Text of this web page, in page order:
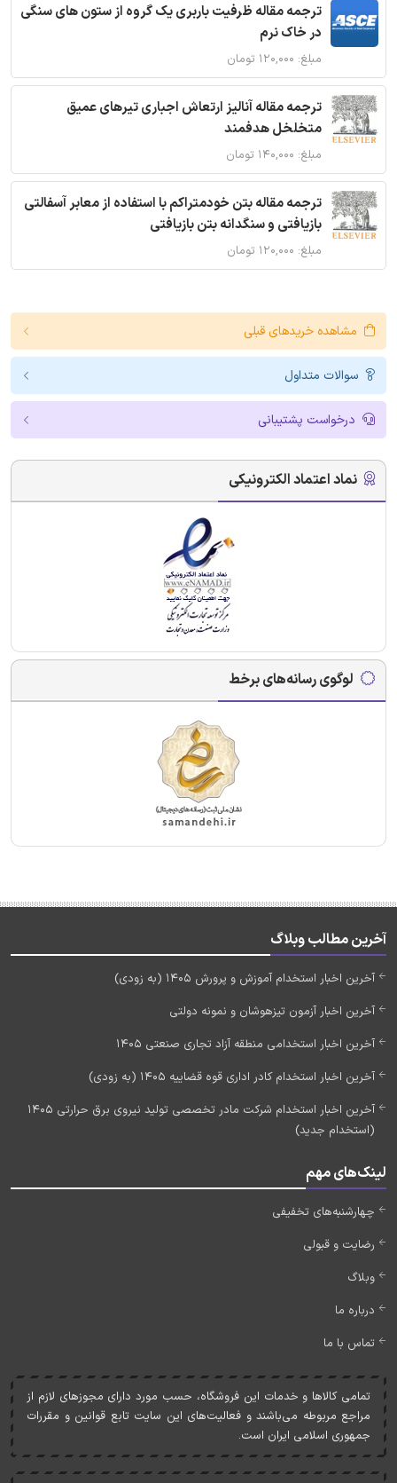
ترجمه مقاله ظرفیت باربری یک گروه از ستون های سنگی
در خاک نرم
مبلغ: ۱۲۰,۰۰۰ تومان
ترجمه مقاله آنالیز ارتعاش اجباری تیرهای عمیق
متخلخل هدفمند
مبلغ: ۱۴۰,۰۰۰ تومان
ترجمه مقاله بتن خودمتراکم با استفاده از معابر آسفالتی
بازیافتی و سنگدانه بتن بازیافتی
مبلغ: ۱۲۰,۰۰۰ تومان
مشاهده خریدهای قبلی
سوالات متداول
درخواست پشتیبانی
نماد اعتماد الکترونیکی
لوگوی رسانه‌های برخط
آخرین مطالب وبلاگ
آخرین اخبار استخدام آموزش و پرورش 1405 (به زودی)
آخرین اخبار آزمون تیزهوشان و نمونه دولتی
آخرین اخبار استخدامی منطقه آزاد تجاری صنعتی 1405
آخرین اخبار استخدام کادر اداری قوه قضاییه 1405 (به زودی)
آخرین اخبار استخدام شرکت مادر تخصصی تولید نیروی برق حرارتی 1405
(استخدام جدید)
لینک‌های مهم
چهارشنبه‌های تخفیفی
رضایت و قبولی
وبلاگ
درباره ما
تماس با ما
تمامی کالاها و خدمات اين فروشگاه، حسب مورد دارای مجوزهای لازم از
مراجع مربوطه می‌باشند و فعاليت‌های اين سايت تابع قوانين و مقررات
جمهوری اسلامی ايران است.